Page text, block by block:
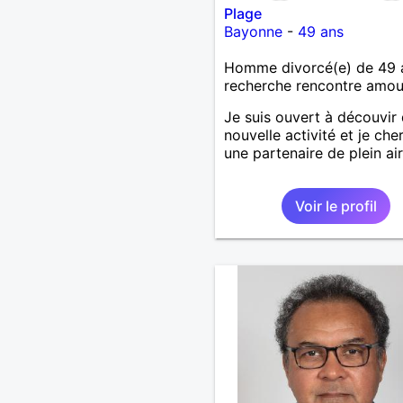
Plage
Bayonne- 49 ans
Homme divorcé(e) de 49
recherche rencontre
Je suis ouvert à découvir
nouvelle activité et je
une partenaire de plein air
Voir le profil